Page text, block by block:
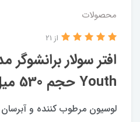
محصولات
Youth حجم 530 میل
از 21
لوسیون مرطوب کننده و